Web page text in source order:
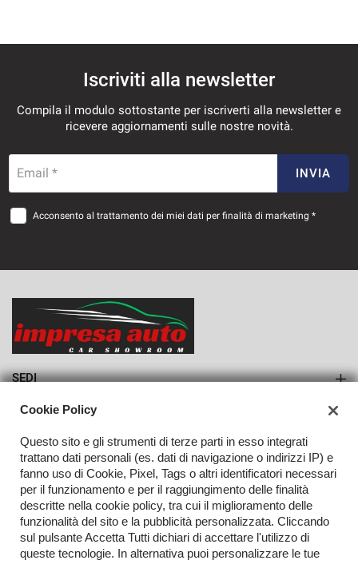
VEDI
908€/mese
36 Mesi
36 Mesi
VEDI
Iscriviti alla newsletter
Compila il modulo sottostante per iscriverti alla newsletter e
ricevere aggiornamenti sulle nostre novità.
Email * INVIA
Acconsento al trattamento dei miei dati per finalità di marketing *
SEDI
Azienda
Contatti
TORNA IN CIMA
Cookie Policy
Questo sito e gli strumenti di terze parti in esso integrati
trattano dati personali (es. dati di navigazione o indirizzi IP) e
fanno uso di Cookie, Pixel, Tags o altri identificatori necessari
per il funzionamento e per il raggiungimento delle finalità
descritte nella cookie policy, tra cui il miglioramento delle
funzionalità del sito e la pubblicità personalizzata. Cliccando
sul pulsante Accetta Tutti dichiari di accettare l'utilizzo di
queste tecnologie. In alternativa puoi personalizzare le tue